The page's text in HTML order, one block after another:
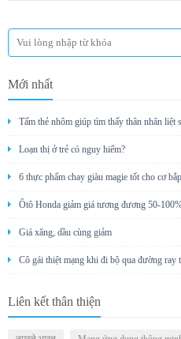
Mới nhất
Tấm thẻ nhôm giúp tìm thấy thân nhân liệt
Loạn thị ở trẻ có nguy hiểm?
6 thực phẩm chay giàu magie tốt cho cơ
Ôtô Honda giảm giá tương đương 50-
Giá xăng, dầu cùng giảm
Cô gái thiệt mạng khi đi bộ qua đường ray
Liên kết thân thiện